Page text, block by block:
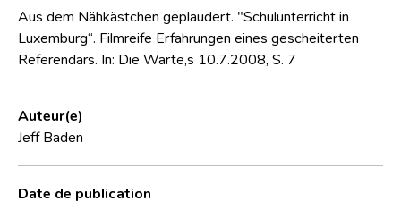
Aus dem Nähkästchen geplaudert. "Schulunterricht in
Luxemburg“. Filmreife Erfahrungen eines gescheiterten
Referendars. In: Die Warte,s 10.7.2008, S. 7
Auteur(e)
Jeff Baden
Date de publication